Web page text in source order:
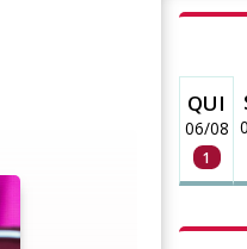
QUI
06/08
1